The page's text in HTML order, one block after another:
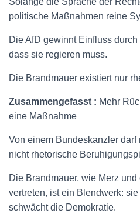
politische Maßnahmen reine
Die AfD gewinnt Einfluss
dass sie regieren muss.
Die Brandmauer existiert nur
Zusammengefasst : Mehr
eine Maßnahme
Von einem Bundeskanzler
nicht rhetorische
Die Brandmauer, wie Merz
vertreten, ist ein Blendwerk:
schwächt die Demokratie.